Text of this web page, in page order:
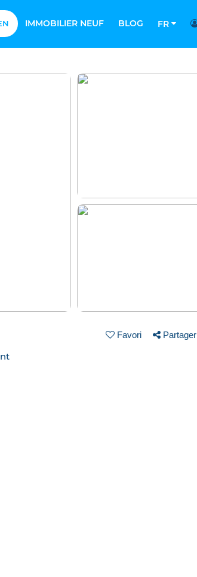
IMMOBILIER NEUF BLOG FR
Favori Partager